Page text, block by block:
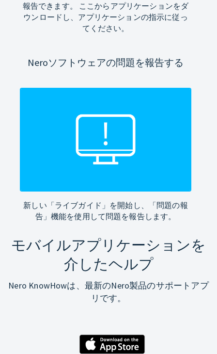
報告できます。 ここからアプリケーションをダ
ウンロードし、アプリケーションの指示に従っ
てください。
Neroソフトウェアの問題を報告する
新しい「ライブガイド」を開始し、「問題の報
告」機能を使用して問題を報告します。
モバイルアプリケーションを
介したヘルプ
Nero KnowHowは、最新のNero製品のサポートアプ
リです。